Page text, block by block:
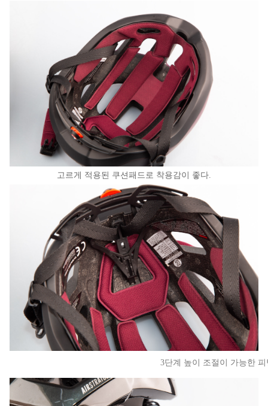
고르게 적용된 쿠션패드로 착용감이 좋다.
3단계 높이 조절이 가능한